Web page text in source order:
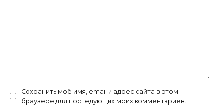
Сохранить моё имя, email и адрес сайта в этом
браузере для последующих моих комментариев.